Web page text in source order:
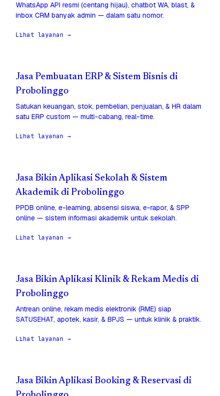
WhatsApp API resmi (centang hijau), chatbot WA, blast, &
inbox CRM banyak admin — dalam satu nomor.
Lihat layanan →
Jasa Pembuatan ERP & Sistem Bisnis di
Probolinggo
Satukan keuangan, stok, pembelian, penjualan, & HR dalam
satu ERP custom — multi-cabang, real-time.
Lihat layanan →
Jasa Bikin Aplikasi Sekolah & Sistem
Akademik di Probolinggo
PPDB online, e-learning, absensi siswa, e-rapor, & SPP
online — sistem informasi akademik untuk sekolah.
Lihat layanan →
Jasa Bikin Aplikasi Klinik & Rekam Medis di
Probolinggo
Antrean online, rekam medis elektronik (RME) siap
SATUSEHAT, apotek, kasir, & BPJS — untuk klinik & praktik.
Lihat layanan →
Jasa Bikin Aplikasi Booking & Reservasi di